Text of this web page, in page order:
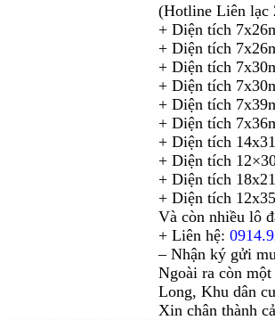
(Hotline Liên lạc
+ Diện tích
+ Diện tích
+ Diện tích
+ Diện tích
+ Diện tích
+ Diện tích
+ Diện tích
+ Diện tích
+ Diện tích
+ Diện tích
Và còn nhiều lô
+ Liên hệ:
– Nhận ký gửi
Ngoài ra còn
Long, Khu dân
Xin chân thành